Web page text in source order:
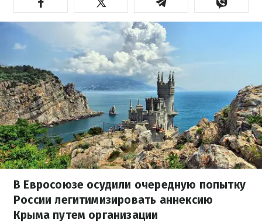
В Евросоюзе осудили очередную попытку
России легитимизировать аннексию
Крыма путем организации